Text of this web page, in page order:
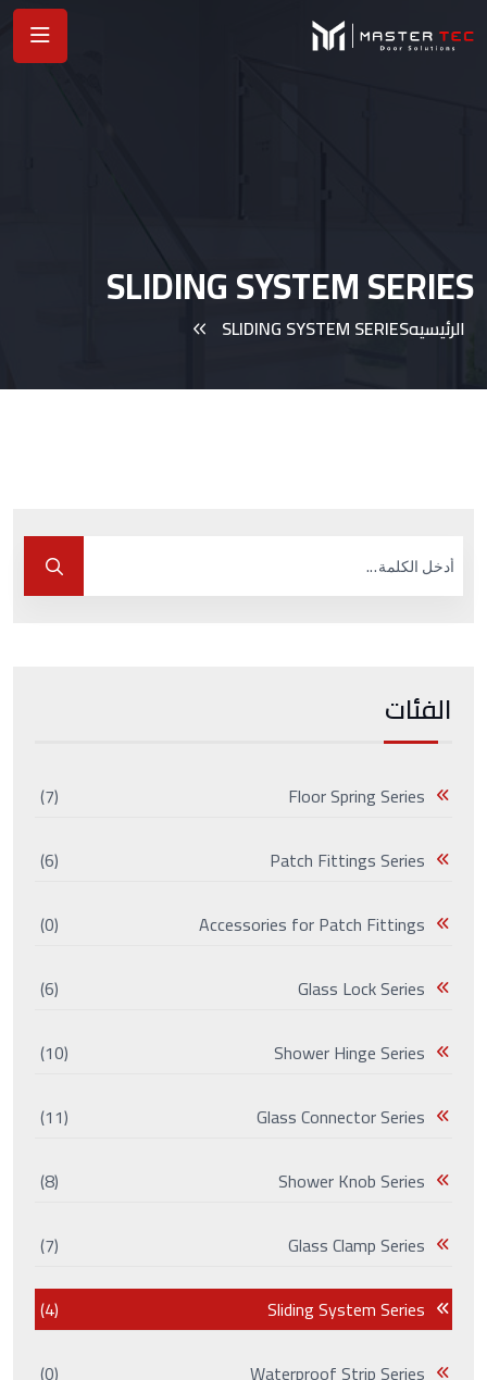
SLIDING SYSTEM SERIES
الرئيسيهSLIDING SYSTEM SERIES
الفئات
Floor Spring Series
(7)
Patch Fittings Series
(6)
Accessories for Patch Fittings
(0)
Glass Lock Series
(6)
Shower Hinge Series
(10)
Glass Connector Series
(11)
Shower Knob Series
(8)
Glass Clamp Series
(7)
Sliding System Series
(4)
Waterproof Strip Series
(0)